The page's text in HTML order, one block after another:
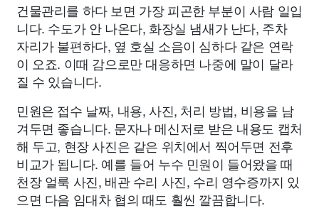
건물관리를 하다 보면 가장 피곤한 부분이 사람 일입
니다. 수도가 안 나온다, 화장실 냄새가 난다, 주차
자리가 불편하다, 옆 호실 소음이 심하다 같은 연락
이 오죠. 이때 감으로만 대응하면 나중에 말이 달라
질 수 있습니다.
민원은 접수 날짜, 내용, 사진, 처리 방법, 비용을 남
겨두면 좋습니다. 문자나 메신저로 받은 내용도 캡처
해 두고, 현장 사진은 같은 위치에서 찍어두면 전후
비교가 됩니다. 예를 들어 누수 민원이 들어왔을 때
천장 얼룩 사진, 배관 수리 사진, 수리 영수증까지 있
으면 다음 임대차 협의 때도 훨씬 깔끔합니다.